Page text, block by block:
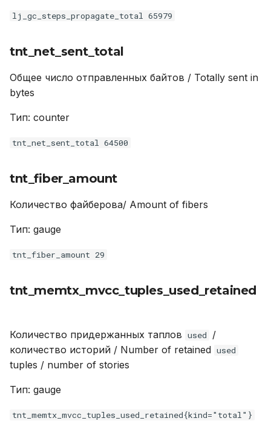
lj_gc_steps_propagate_total 65979
tnt_net_sent_total
Общее число отправленных байтов / Totally sent in
bytes
Тип: counter
tnt_net_sent_total 64500
tnt_fiber_amount
Количество файберова/ Amount of fibers
Тип: gauge
tnt_fiber_amount 29
tnt_memtx_mvcc_tuples_used_retained
Количество придержанных таплов used
/
количество историй / Number of retained used
tuples / number of stories
Тип: gauge
tnt_memtx_mvcc_tuples_used_retained{kind="total"}